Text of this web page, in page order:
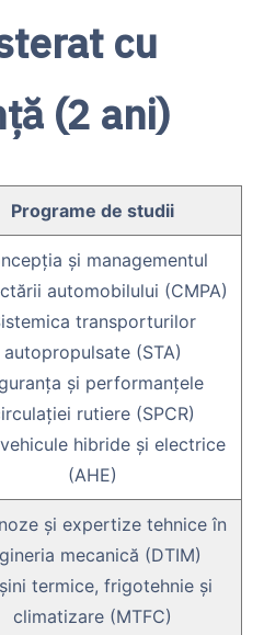
cu
(2 ani)
Programe de studii
şi managementul
automobilului (CMPA)
transporturilor
autopropulsate (STA)
şi performanţele
rutiere (SPCR)
hibride și electrice
(AHE)
şi expertize tehnice în
mecanică (DTIM)
termice, frigotehnie şi
climatizare (MTFC)